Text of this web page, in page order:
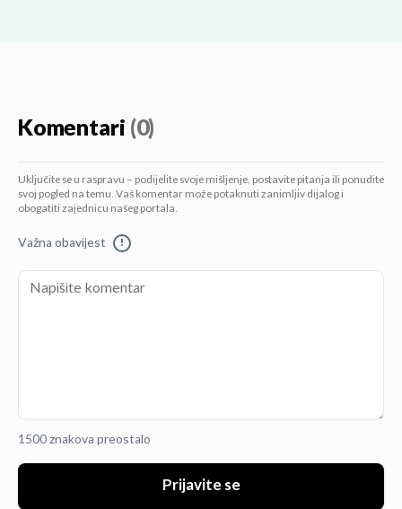
Komentari (0)
Uključite se u raspravu – podijelite svoje mišljenje, postavite pitanja ili ponudite
svoj pogled na temu. Vaš komentar može potaknuti zanimljiv dijalog i
obogatiti zajednicu našeg portala.
Važna obavijest !
1500 znakova preostalo
Prijavite se